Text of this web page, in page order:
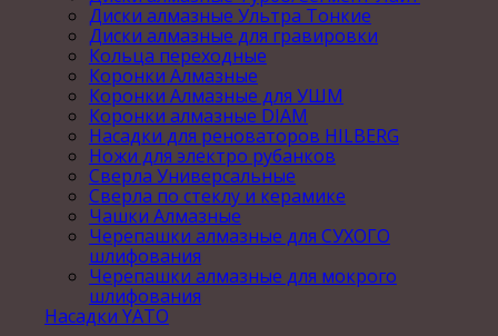
Диски алмазные Ультра Тонкие
Диски алмазные для гравировки
Кольца переходные
Коронки Алмазные
Коронки Алмазные для УШМ
Коронки алмазные DIAM
Насадки для реноваторов HILBERG
Ножи для электро рубанков
Сверла Универсальные
Сверла по стеклу и керамике
Чашки Алмазные
Черепашки алмазные для СУХОГО
шлифования
Черепашки алмазные для мокрого
шлифования
Насадки YATO